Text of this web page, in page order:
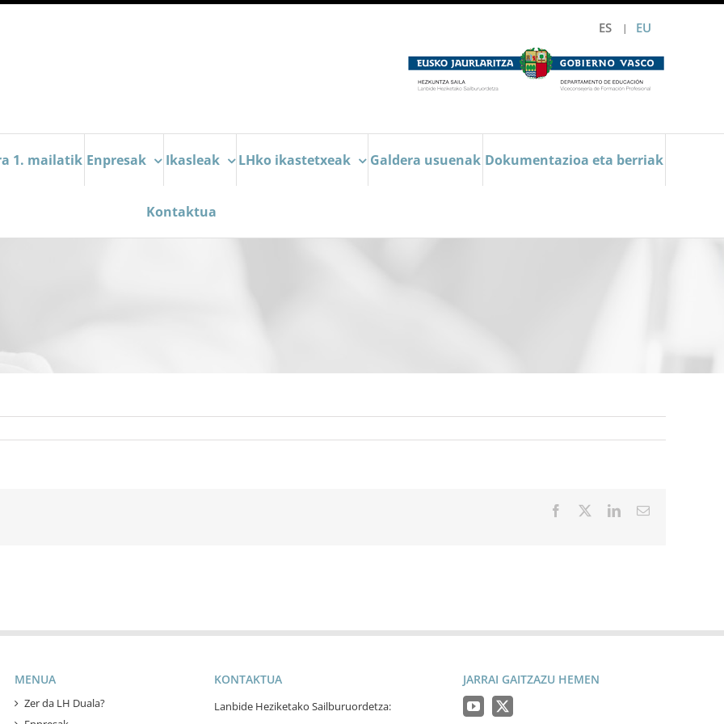
ES EU
1. mailatik Enpresak Ikasleak LHko ikastetxeak Galdera usuenak Dokumentazioa eta berriak
Kontaktua
Facebook LinkedInEmail
MENUA
Zer da LH Duala?
KONTAKTUA
Lanbide Heziketako Sailburuordetza:
JARRAI GAITZAZU HEMEN